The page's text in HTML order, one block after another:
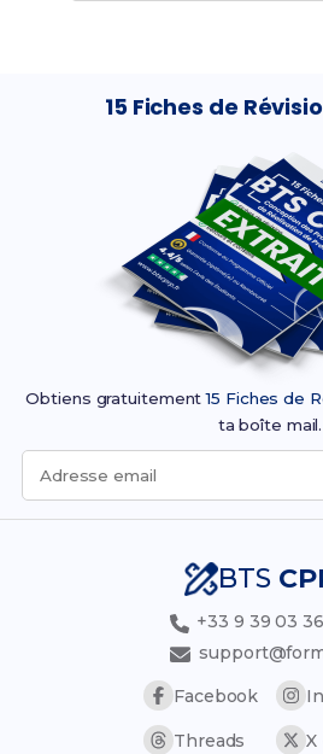
15 Fiches de
Obtiens gratuitement15 Fiches de
ta boîte mail.
Adresse email
BTS
+33 9 39 03
Facebook
Threads X